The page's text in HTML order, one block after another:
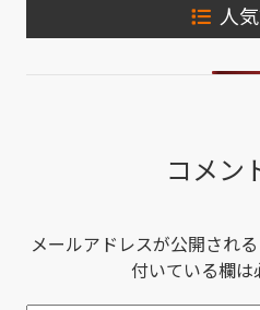
人
コメン
メールアドレスが公開され
付いている欄